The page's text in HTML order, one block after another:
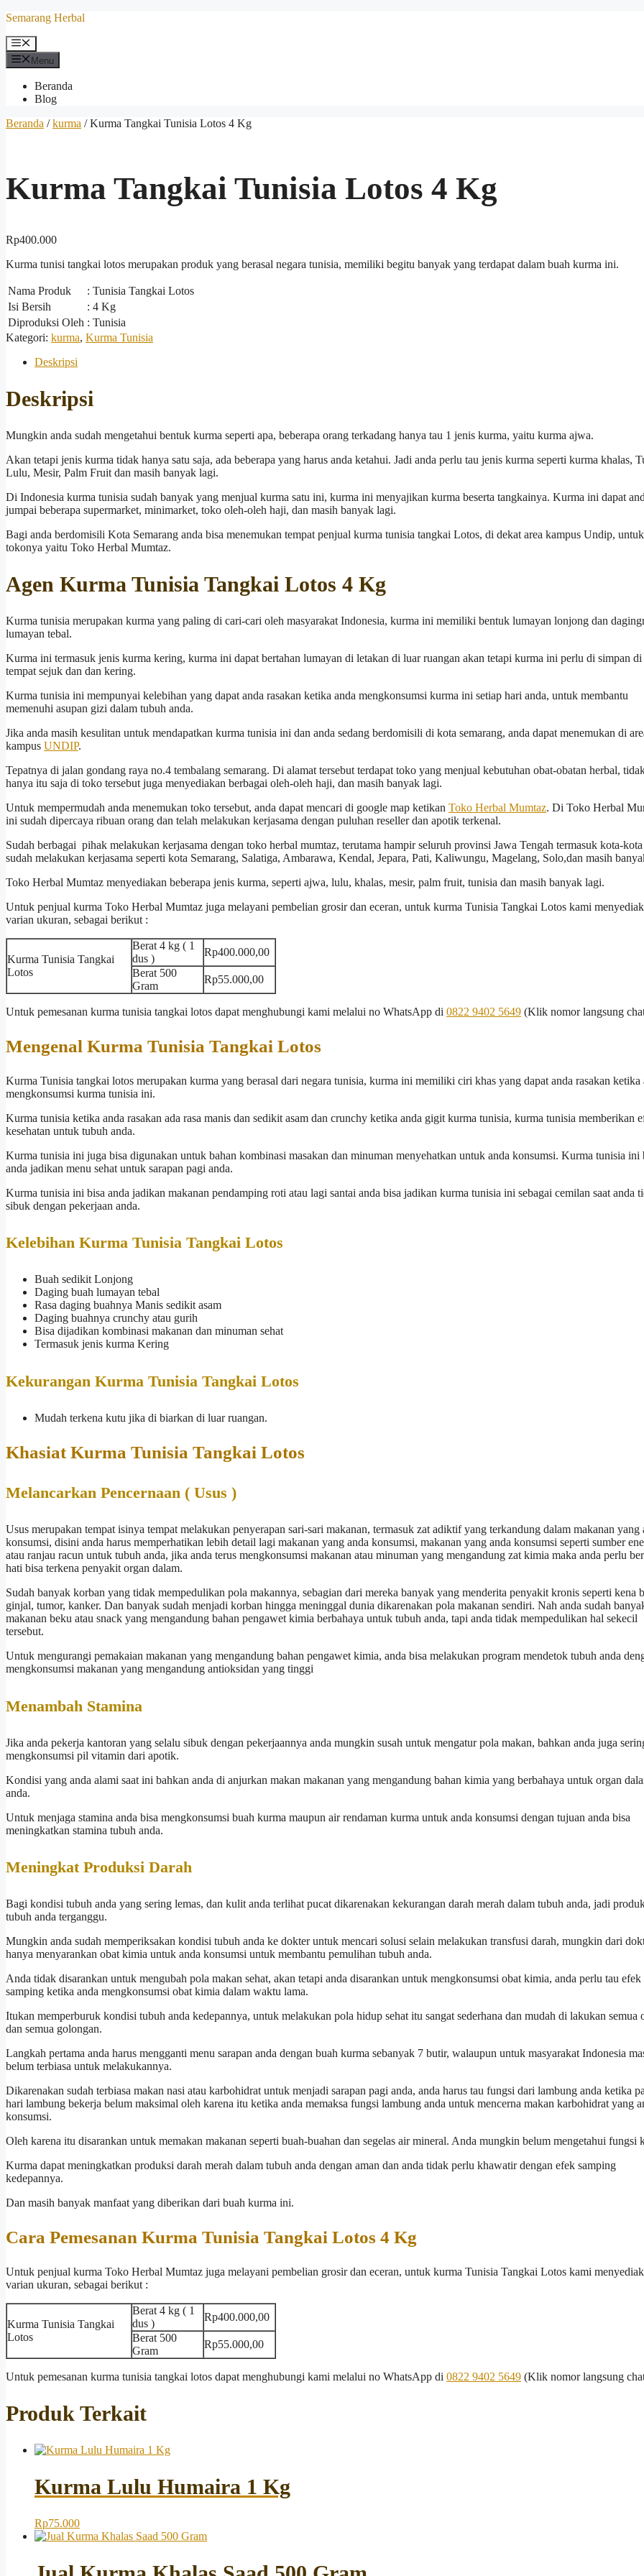
Langsung
isi
Semarang Herbal
Menu
Menu
Beranda
Blog
Beranda /kurma / Kurma Tangkai Tunisia Lotos 4 Kg
Kurma Tangkai Tunisia Lotos 4 Kg
Rp400.000
Kurma tunisi tangkai lotos merupakan produk yang berasal negara tunisia, memiliki begitu banyak yang terdapat dalam buah kurma ini.
Nama Produk
: Tunisia Tangkai Lotos
Isi Bersih
: 4 Kg
Diproduksi Oleh : Tunisia
Kategori: kurma, Kurma Tunisia
Deskripsi
Deskripsi
Mungkin anda sudah mengetahui bentuk kurma seperti apa, beberapa orang terkadang hanya tau 1 jenis kurma, yaitu kurma ajwa.
Akan tetapi jenis kurma tidak hanya satu saja, ada beberapa yang harus anda ketahui. Jadi anda perlu tau jenis kurma seperti kurma khalas,
Lulu, Mesir, Palm Fruit dan masih banyak lagi.
Di Indonesia kurma tunisia sudah banyak yang menjual kurma satu ini, kurma ini menyajikan kurma beserta tangkainya. Kurma ini dapat
jumpai beberapa supermarket, minimarket, toko oleh-oleh haji, dan masih banyak lagi.
Bagi anda berdomisili Kota Semarang anda bisa menemukan tempat penjual kurma tunisia tangkai Lotos, di dekat area kampus Undip,
tokonya yaitu Toko Herbal Mumtaz.
Agen Kurma Tunisia Tangkai Lotos 4 Kg
Kurma tunisia merupakan kurma yang paling di cari-cari oleh masyarakat Indonesia, kurma ini memiliki bentuk lumayan lonjong dan
lumayan tebal.
Kurma ini termasuk jenis kurma kering, kurma ini dapat bertahan lumayan di letakan di luar ruangan akan tetapi kurma ini perlu di simpan di
tempat sejuk dan dan kering.
Kurma tunisia ini mempunyai kelebihan yang dapat anda rasakan ketika anda mengkonsumsi kurma ini setiap hari anda, untuk membantu
memenuhi asupan gizi dalam tubuh anda.
Jika anda masih kesulitan untuk mendapatkan kurma tunisia ini dan anda sedang berdomisili di kota semarang, anda dapat menemukan di
kampus UNDIP.
Tepatnya di jalan gondang raya no.4 tembalang semarang. Di alamat tersebut terdapat toko yang menjual kebutuhan obat-obatan herbal,
hanya itu saja di toko tersebut juga menyediakan berbagai oleh-oleh haji, dan masih banyak lagi.
Untuk mempermudah anda menemukan toko tersebut, anda dapat mencari di google map ketikan Toko Herbal Mumtaz. Di Toko Herbal
ini sudah dipercaya ribuan orang dan telah melakukan kerjasama dengan puluhan reseller dan apotik terkenal.
Sudah berbagai pihak melakukan kerjasama dengan toko herbal mumtaz, terutama hampir seluruh provinsi Jawa Tengah termasuk kota-kota
sudah melakukan kerjasama seperti kota Semarang, Salatiga, Ambarawa, Kendal, Jepara, Pati, Kaliwungu, Magelang, Solo,dan masih
Toko Herbal Mumtaz menyediakan beberapa jenis kurma, seperti ajwa, lulu, khalas, mesir, palm fruit, tunisia dan masih banyak lagi.
Untuk penjual kurma Toko Herbal Mumtaz juga melayani pembelian grosir dan eceran, untuk kurma Tunisia Tangkai Lotos kami
varian ukuran, sebagai berikut :
Kurma Tunisia Tangkai
Lotos
Berat 4 kg ( 1
dus )
Rp400.000,00
Berat 500
Gram
Rp55.000,00
Untuk pemesanan kurma tunisia tangkai lotos dapat menghubungi kami melalui no WhatsApp di 0822 9402 5649 (Klik nomor langsung
Mengenal Kurma Tunisia Tangkai Lotos
Kurma Tunisia tangkai lotos merupakan kurma yang berasal dari negara tunisia, kurma ini memiliki ciri khas yang dapat anda rasakan ketika
mengkonsumsi kurma tunisia ini.
Kurma tunisia ketika anda rasakan ada rasa manis dan sedikit asam dan crunchy ketika anda gigit kurma tunisia, kurma tunisia memberikan
kesehatan untuk tubuh anda.
Kurma tunisia ini juga bisa digunakan untuk bahan kombinasi masakan dan minuman menyehatkan untuk anda konsumsi. Kurma tunisia ini
anda jadikan menu sehat untuk sarapan pagi anda.
Kurma tunisia ini bisa anda jadikan makanan pendamping roti atau lagi santai anda bisa jadikan kurma tunisia ini sebagai cemilan saat anda
sibuk dengan pekerjaan anda.
Kelebihan Kurma Tunisia Tangkai Lotos
Buah sedikit Lonjong
Daging buah lumayan tebal
Rasa daging buahnya Manis sedikit asam
Daging buahnya crunchy atau gurih
Bisa dijadikan kombinasi makanan dan minuman sehat
Termasuk jenis kurma Kering
Kekurangan Kurma Tunisia Tangkai Lotos
Mudah terkena kutu jika di biarkan di luar ruangan.
Khasiat Kurma Tunisia Tangkai Lotos
Melancarkan Pencernaan ( Usus )
Usus merupakan tempat isinya tempat melakukan penyerapan sari-sari makanan, termasuk zat adiktif yang terkandung dalam makanan yang
konsumsi, disini anda harus memperhatikan lebih detail lagi makanan yang anda konsumsi, makanan yang anda konsumsi seperti sumber
atau ranjau racun untuk tubuh anda, jika anda terus mengkonsumsi makanan atau minuman yang mengandung zat kimia maka anda perlu
hati bisa terkena penyakit organ dalam.
Sudah banyak korban yang tidak mempedulikan pola makannya, sebagian dari mereka banyak yang menderita penyakit kronis seperti kena
ginjal, tumor, kanker. Dan banyak sudah menjadi korban hingga meninggal dunia dikarenakan pola makanan sendiri. Nah anda sudah
makanan beku atau snack yang mengandung bahan pengawet kimia berbahaya untuk tubuh anda, tapi anda tidak mempedulikan hal sekecil
tersebut.
Untuk mengurangi pemakaian makanan yang mengandung bahan pengawet kimia, anda bisa melakukan program mendetok tubuh anda
mengkonsumsi makanan yang mengandung antioksidan yang tinggi
Menambah Stamina
Jika anda pekerja kantoran yang selalu sibuk dengan pekerjaannya anda mungkin susah untuk mengatur pola makan, bahkan anda juga
mengkonsumsi pil vitamin dari apotik.
Kondisi yang anda alami saat ini bahkan anda di anjurkan makan makanan yang mengandung bahan kimia yang berbahaya untuk organ
anda.
Untuk menjaga stamina anda bisa mengkonsumsi buah kurma maupun air rendaman kurma untuk anda konsumsi dengan tujuan anda bisa
meningkatkan stamina tubuh anda.
Meningkat Produksi Darah
Bagi kondisi tubuh anda yang sering lemas, dan kulit anda terlihat pucat dikarenakan kekurangan darah merah dalam tubuh anda, jadi
tubuh anda terganggu.
Mungkin anda sudah memperiksakan kondisi tubuh anda ke dokter untuk mencari solusi selain melakukan transfusi darah, mungkin dari
hanya menyarankan obat kimia untuk anda konsumsi untuk membantu pemulihan tubuh anda.
Anda tidak disarankan untuk mengubah pola makan sehat, akan tetapi anda disarankan untuk mengkonsumsi obat kimia, anda perlu tau efek
samping ketika anda mengkonsumsi obat kimia dalam waktu lama.
Itukan memperburuk kondisi tubuh anda kedepannya, untuk melakukan pola hidup sehat itu sangat sederhana dan mudah di lakukan semua
dan semua golongan.
Langkah pertama anda harus mengganti menu sarapan anda dengan buah kurma sebanyak 7 butir, walaupun untuk masyarakat Indonesia
belum terbiasa untuk melakukannya.
Dikarenakan sudah terbiasa makan nasi atau karbohidrat untuk menjadi sarapan pagi anda, anda harus tau fungsi dari lambung anda ketika
hari lambung bekerja belum maksimal oleh karena itu ketika anda memaksa fungsi lambung anda untuk mencerna makan karbohidrat yang
konsumsi.
Oleh karena itu disarankan untuk memakan makanan seperti buah-buahan dan segelas air mineral. Anda mungkin belum mengetahui fungsi
Kurma dapat meningkatkan produksi darah merah dalam tubuh anda dengan aman dan anda tidak perlu khawatir dengan efek samping
kedepannya.
Dan masih banyak manfaat yang diberikan dari buah kurma ini.
Cara Pemesanan Kurma Tunisia Tangkai Lotos 4 Kg
Untuk penjual kurma Toko Herbal Mumtaz juga melayani pembelian grosir dan eceran, untuk kurma Tunisia Tangkai Lotos kami
varian ukuran, sebagai berikut :
Kurma Tunisia Tangkai
Lotos
Berat 4 kg ( 1
dus )
Rp400.000,00
Berat 500
Gram
Rp55.000,00
Untuk pemesanan kurma tunisia tangkai lotos dapat menghubungi kami melalui no WhatsApp di 0822 9402 5649 (Klik nomor langsung
Produk Terkait
Kurma Lulu Humaira 1 Kg
Rp75.000